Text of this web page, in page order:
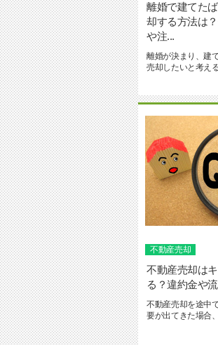
離婚で建てた
却する方法は
や注...
離婚が決まり、建
売却したいと考え
不動産売却
不動産売却は
る？違約金や
不動産売却を途中
要が出てきた場合